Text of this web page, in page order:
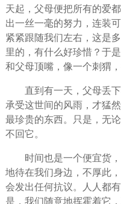
天起， 父母便把所有的爱
出一丝一毫的努力 ，连装
紧紧跟随我们左右，这是
里的，有什么好珍惜？于
和父母顶嘴，像一个刺猬
直到有一天，父母丢
承受这世间的风雨，才猛
最珍贵的东西。只是，无
不回它。
时间也是一个便宜货
地待在我们身边，不厚此
会发出任何抗议。人人都
是，我们随意地挥霍着它